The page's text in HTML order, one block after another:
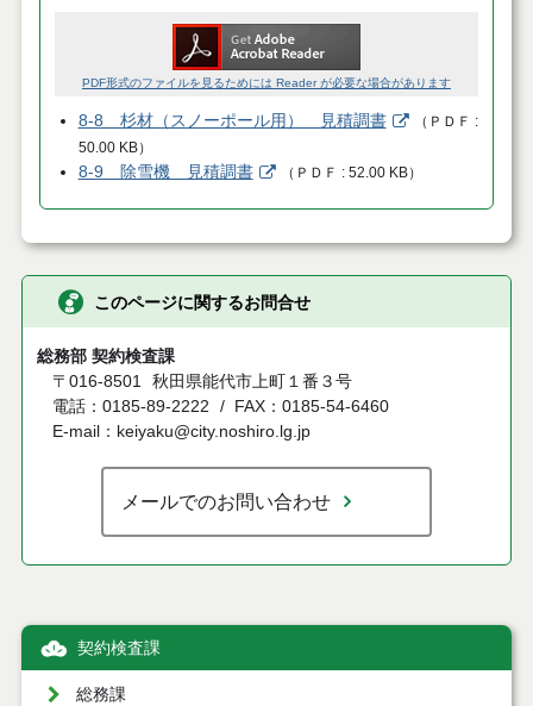
PDF形式のファイルを見るためには Reader が必要な場合があります
8-8 杉材（スノーポール用） 見積調書 （ ＰＤＦ
50.00 KB）
8-9 除雪機 見積調書 （ ＰＤＦ 52.00 KB）
このページに関するお問合せ
総務部 契約検査課
〒016-8501 秋田県能代市上町１番３号
電話：0185-89-2222
FAX：0185-54-6460
E-mail：keiyaku@city.noshiro.lg.jp
メールでのお問い合わせ
契約検査課
総務課